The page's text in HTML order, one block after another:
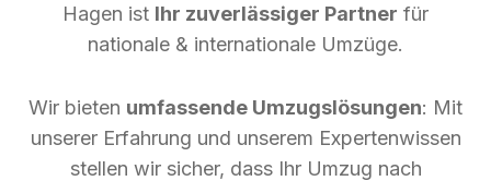
Hagen ist Ihr zuverlässiger Partner für
nationale & internationale Umzüge.
Wir bieten umfassende Umzugslösungen: Mit
unserer Erfahrung und unserem Expertenwissen
stellen wir sicher, dass Ihr Umzug nach